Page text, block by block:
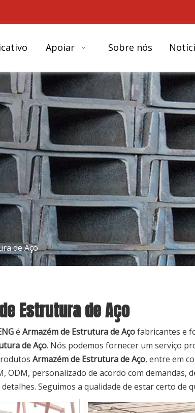
Apoiar Sobre nós
de Aço
Estrutura de Aço
é Armazém de Estrutura de Açofabricantes e
de Aço. Nós podemos fornecer um serviço
Armazém de Estrutura de Aço, entre em
ODM, personalizado de acordo com demandas,
Seguimos a qualidade de estar certo de